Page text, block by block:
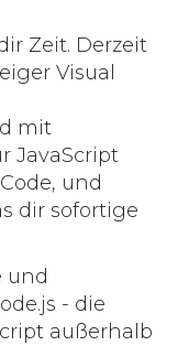
Zeit. Derzeit
Visual
mit
JavaScript
und
dir sofortige
und
- die
außerhalb